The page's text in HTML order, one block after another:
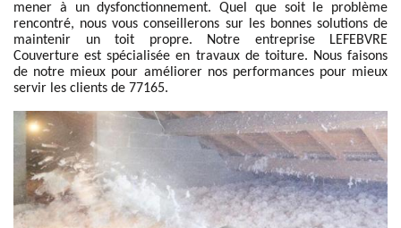
mener à un dysfonctionnement. Quel que soit le problème
rencontré, nous vous conseillerons sur les bonnes solutions de
maintenir un toit propre. Notre entreprise LEFEBVRE
Couverture est spécialisée en travaux de toiture. Nous faisons
de notre mieux pour améliorer nos performances pour mieux
servir les clients de 77165.